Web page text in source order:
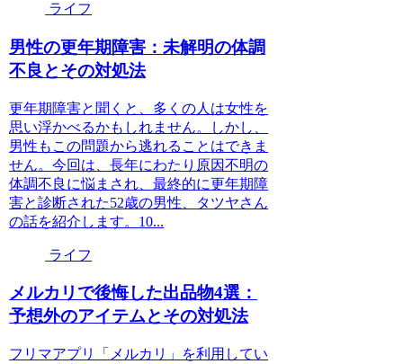
ライフ
男性の更年期障害：未解明の体調
不良とその対処法
更年期障害と聞くと、多くの人は女性を
思い浮かべるかもしれません。しかし、
男性もこの問題から逃れることはできま
せん。今回は、長年にわたり原因不明の
体調不良に悩まされ、最終的に更年期障
害と診断された52歳の男性、タツヤさん
の話を紹介します。10...
ライフ
メルカリで後悔した出品物4選：
予想外のアイテムとその対処法
フリマアプリ「メルカリ」を利用してい